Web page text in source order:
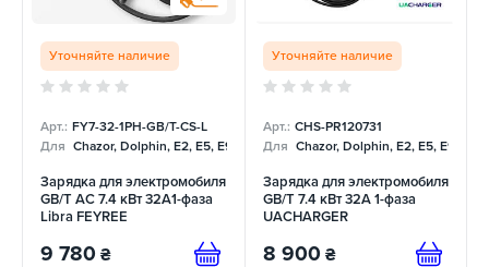
Уточняйте наличие
Арт.: FY7-32-1PH-GB/T-CS-L
Для Chazor, Dolphin, E2, E5, E9, Mercedes
Зарядка для электромобиля
GB/T AC 7.4 кВт 32A1-фаза
Libra FEYREE
9 780 ₴
Уточняйте наличие
Арт.: СHS-PR120731
Для Chazor, Dolphin, E2, E5, E9,
Зарядка для электромобиля
GB/T 7.4 кВт 32А 1-фаза
UACHARGER
8 900 ₴